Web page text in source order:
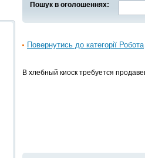
Пошук в оголошеннях:
Повернутись до категорії Робота
В хлебный киоск требуется